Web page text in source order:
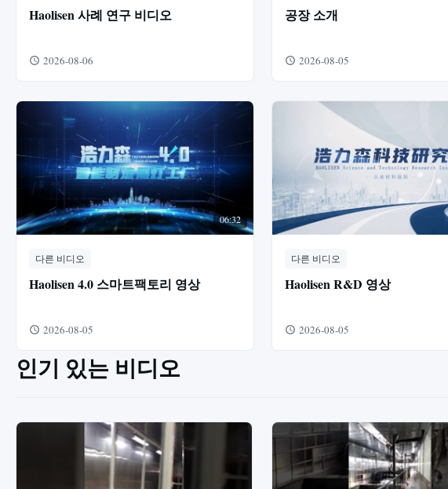
Haolisen 사례 연구 비디오
2026-08-06
공장 소개
2026-08-05
06:32
다른 비디오
Haolisen 4.0 스마트팩토리 영상
2026-08-05
다른 비디오
Haolisen R&D 영상
2026-08-05
인기 있는 비디오